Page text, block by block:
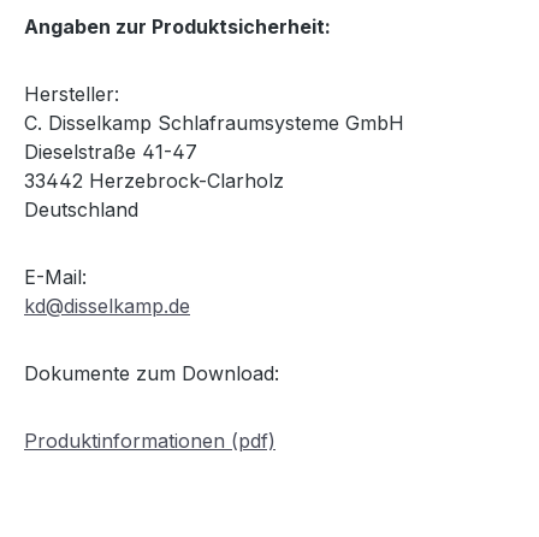
Angaben zur Produktsicherheit:
Hersteller:
C. Disselkamp Schlafraumsysteme GmbH
Dieselstraße 41-47
33442 Herzebrock-Clarholz
Deutschland
E-Mail:
kd@disselkamp.de
Dokumente zum Download:
Produktinformationen (pdf)